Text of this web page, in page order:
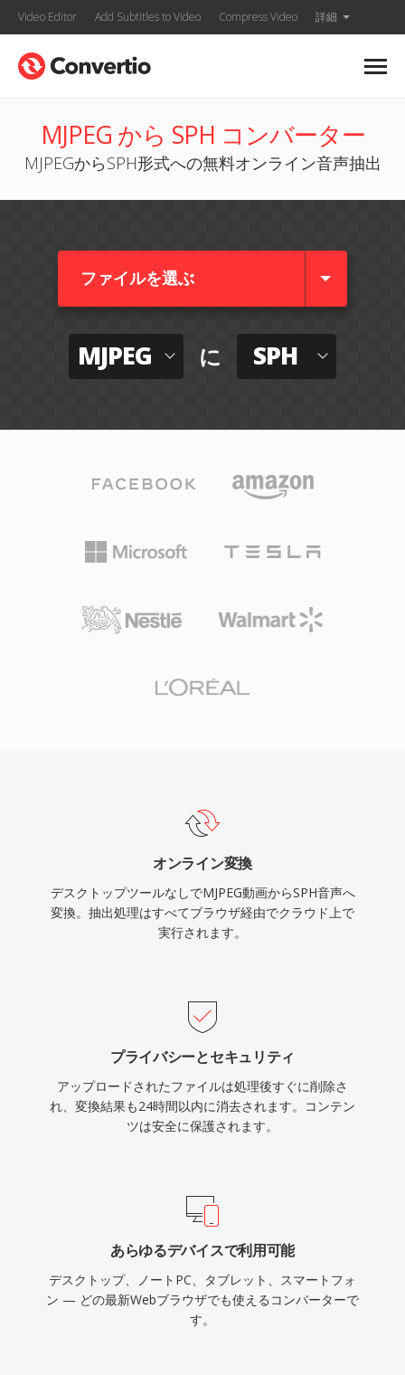
Video Editor Add Subtitles to Video Compress Video 詳細
MJPEG から SPH コンバーター
MJPEGからSPH形式への無料オンライン音声抽出
ファイルを選ぶ
MJPEG に SPH
オンライン変換
デスクトップツールなしでMJPEG動画からSPH音声へ
変換。抽出処理はすべてブラウザ経由でクラウド上で
実行されます。
プライバシーとセキュリティ
アップロードされたファイルは処理後すぐに削除さ
れ、変換結果も24時間以内に消去されます。コンテン
ツは安全に保護されます。
あらゆるデバイスで利用可能
デスクトップ、ノートPC、タブレット、スマートフォ
ン — どの最新Webブラウザでも使えるコンバーターで
す。